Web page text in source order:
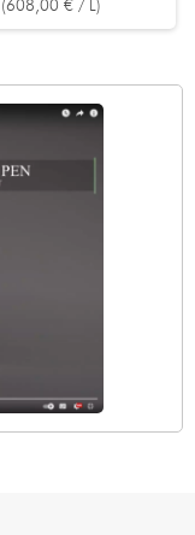
(608,00 € / L)